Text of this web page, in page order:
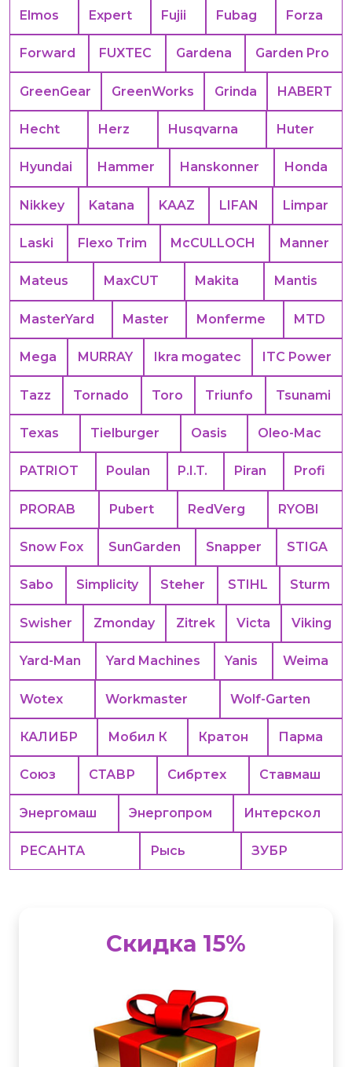
Elmos Expert Fujii Fubag Forza
Forward FUXTEC Gardena Garden Pro
GreenGear GreenWorks Grinda HABERT
Hecht Herz Husqvarna Huter
Hyundai Hammer Hanskonner Honda
Nikkey Katana KAAZ LIFAN Limpar
Laski Flexo Trim McCULLOCH Manner
Mateus MaxCUT Makita Mantis
MasterYard Master Monferme MTD
Mega MURRAY Ikra mogatec ITC Power
Tazz Tornado Toro Triunfo Tsunami
Texas Tielburger Oasis Oleo-Mac
PATRIOT Poulan P.I.T. Piran Profi
PRORAB Pubert RedVerg RYOBI
Snow Fox SunGarden Snapper STIGA
Sabo Simplicity Steher STIHL Sturm
Swisher Zmonday Zitrek Victa Viking
Yard-Man Yard Machines Yanis Weima
Wotex Workmaster Wolf-Garten
КАЛИБР Мобил К Кратон Парма
Союз СТАВР Сибртех Ставмаш
Энергомаш Энергопром Интерскол
РЕСАНТА Рысь ЗУБР
Скидка 15%